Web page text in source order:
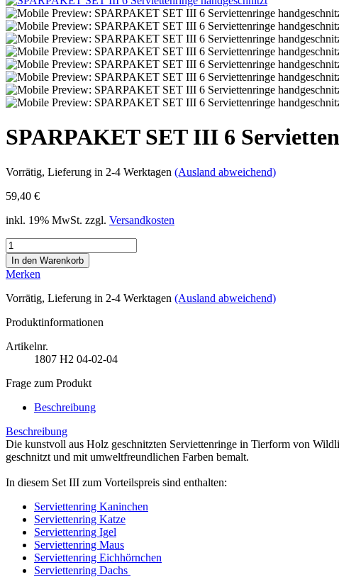
SPARPAKET SET III 6
Vorrätig, Lieferung in 2-4 Werktagen (Ausland abweichend)
59,40 €
inkl. 19% MwSt. zzgl. Versandkosten
Merken
Vorrätig, Lieferung in 2-4 Werktagen (Ausland abweichend)
Produktinformationen
Artikelnr.
1807 H2 04-02-04
Frage zum Produkt
Beschreibung
Beschreibung
Die kunstvoll aus Holz geschnitzten Serviettenringe in Tierform von
geschnitzt und mit umweltfreundlichen Farben bemalt.
In diesem Set III zum Vorteilspreis sind enthalten:
Serviettenring Kaninchen
Serviettenring Katze
Serviettenring Igel
Serviettenring Maus
Serviettenring Eichhörnchen
Serviettenring Dachs